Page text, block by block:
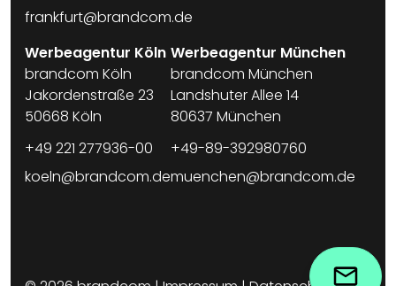
frankfurt@brandcom.de
Werbeagentur Köln
brandcom Köln
Jakordenstraße 23
50668 Köln
+49 221 277936-00
koeln@brandcom.de
Werbeagentur München
brandcom München
Landshuter Allee 14
80637 München
+49-89-392980760
muenchen@brandcom.de